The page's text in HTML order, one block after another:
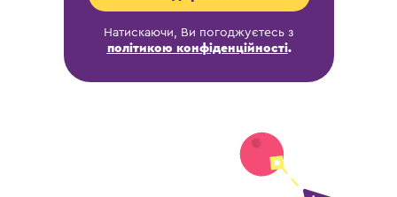
Натискаючи, Ви погоджуєтесь з
політикою конфіденційності.